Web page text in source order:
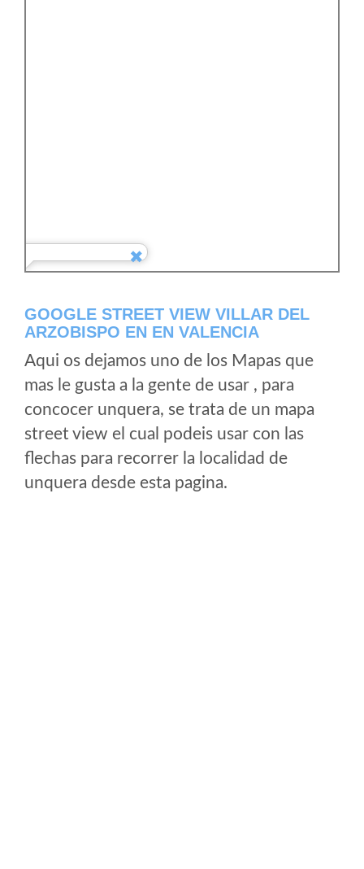
GOOGLE STREET VIEW VILLAR DEL
ARZOBISPO EN EN VALENCIA
Aqui os dejamos uno de los Mapas que
mas le gusta a la gente de usar , para
concocer unquera, se trata de un mapa
street view el cual podeis usar con las
flechas para recorrer la localidad de
unquera desde esta pagina.